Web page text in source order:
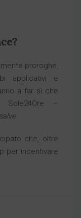
proroghe,
applicativi e
a far sì che
Sole24Ore –
che, oltre
per incentivare